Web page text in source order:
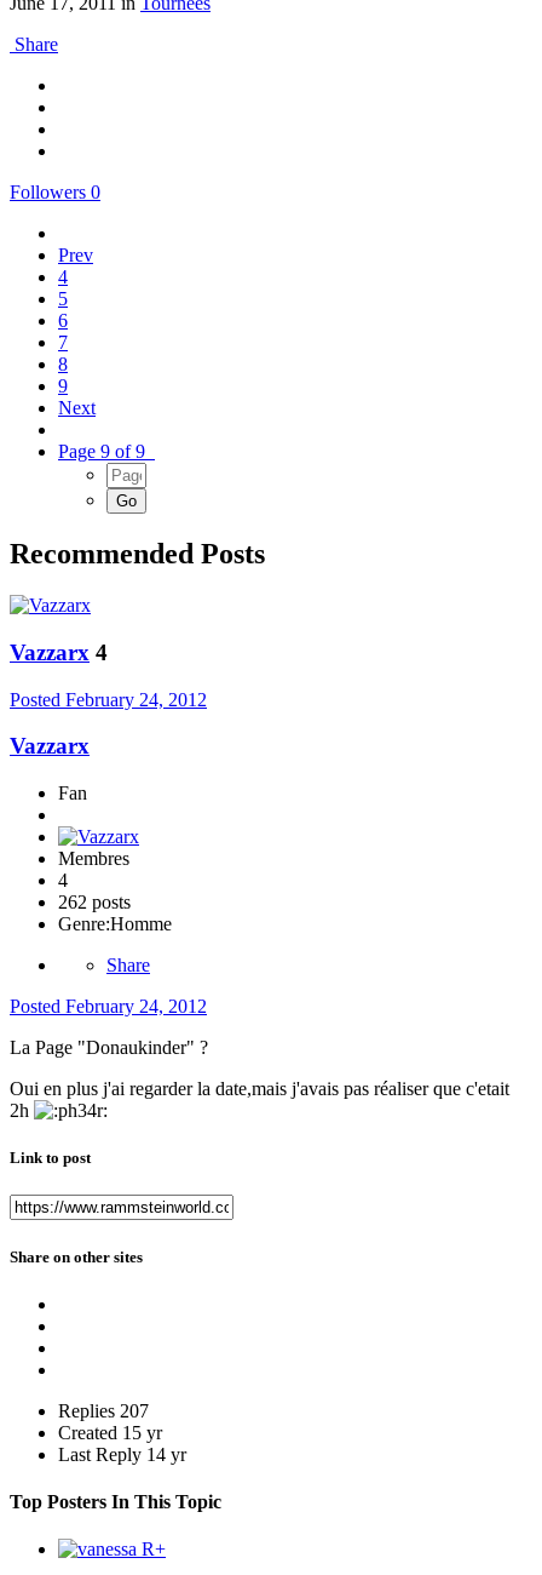
Share
Followers 0
Prev
4
5
6
7
8
9
Next
Page 9 of 9
Recommended Posts
Vazzarx 4
Posted February 24, 2012
Vazzarx
Fan
Membres
4
262 posts
Genre:Homme
Share
Posted February 24, 2012
La Page "Donaukinder" ?
Oui en plus j'ai regarder la date,mais j'avais pas réaliser que c'etait
2h
Link to post
Share on other sites
Replies 207
Created 15 yr
Last Reply 14 yr
Top Posters In This Topic